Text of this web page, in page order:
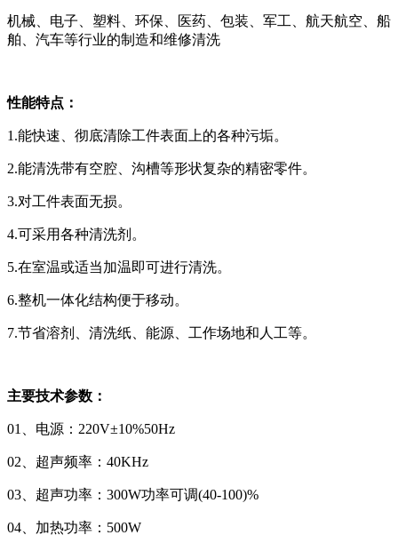
机械、电子、塑料、环保、医药、包装、军工、航天航空、船
舶、汽车等行业的制造和维修清洗
性能特点：
1.能快速、彻底清除工件表面上的各种污垢。
2.能清洗带有空腔、沟槽等形状复杂的精密零件。
3.对工件表面无损。
4.可采用各种清洗剂。
5.在室温或适当加温即可进行清洗。
6.整机一体化结构便于移动。
7.节省溶剂、清洗纸、能源、工作场地和人工等。
主要技术参数：
01、电源：220V±10%50Hz
02、超声频率：40KHz
03、超声功率：300W功率可调(40-100)%
04、加热功率：500W